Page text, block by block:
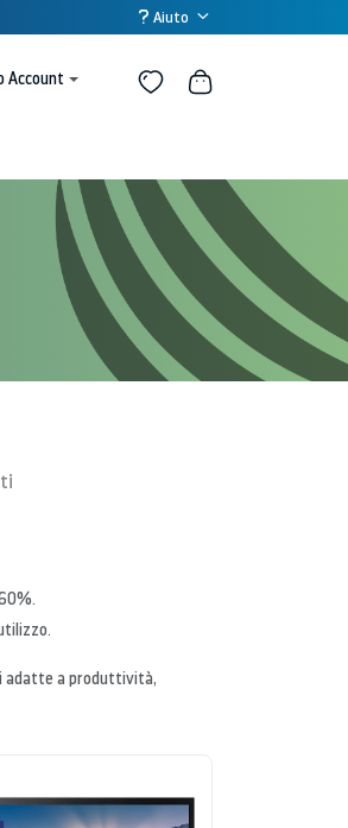
Aiuto
Account
adatte a produttività,